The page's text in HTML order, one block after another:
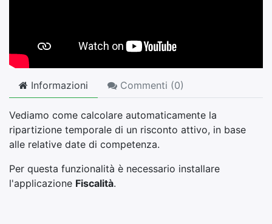
Informazioni Commenti (0)
Vediamo come calcolare automaticamente la
ripartizione temporale di un risconto attivo, in base
alle relative date di competenza.
Per questa funzionalità è necessario installare
l'applicazione Fiscalità.